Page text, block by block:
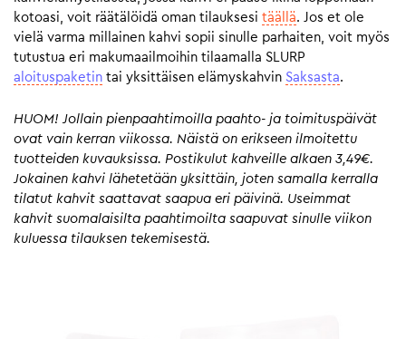
kotoasi, voit räätälöidä oman tilauksesi täällä. Jos et ole
vielä varma millainen kahvi sopii sinulle parhaiten, voit myös
tutustua eri makumaailmoihin tilaamalla SLURP
aloituspaketin tai yksittäisen elämyskahvin Saksasta.
HUOM! Jollain pienpaahtimoilla paahto- ja toimituspäivät
ovat vain kerran viikossa. Näistä on erikseen ilmoitettu
tuotteiden kuvauksissa. Postikulut kahveille alkaen 3,49€.
Jokainen kahvi lähetetään yksittäin, joten samalla kerralla
tilatut kahvit saattavat saapua eri päivinä. Useimmat
kahvit suomalaisilta paahtimoilta saapuvat sinulle viikon
kuluessa tilauksen tekemisestä.